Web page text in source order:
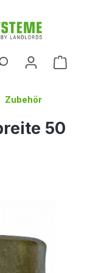
Zubehör
50